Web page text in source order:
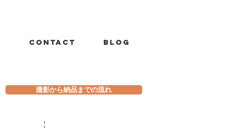
Contact Blog
撮影から納品までの流れ